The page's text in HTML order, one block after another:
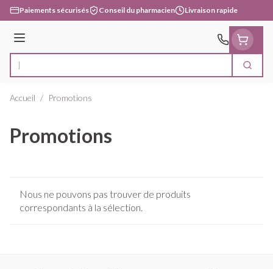
Aller au contenu
Paiements sécurisés Conseil du pharmacien Livraison rapide
Menu
Rechercher
Accueil / Promotions
Promotions
Nous ne pouvons pas trouver de produits
correspondants à la sélection.